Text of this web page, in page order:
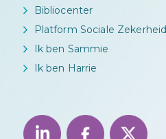
Bibliocenter
Platform Sociale Zekerheid
Ik ben Sammie
Ik ben Harrie